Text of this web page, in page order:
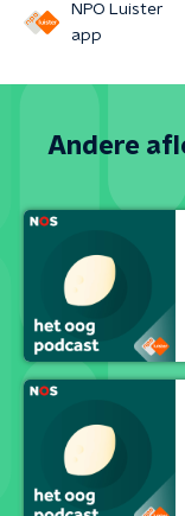
NPO Luister
app
Andere